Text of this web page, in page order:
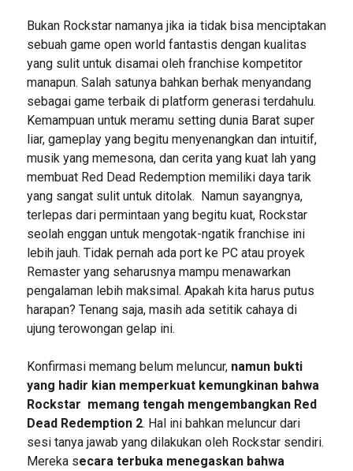
Bukan Rockstar namanya jika ia tidak bisa menciptakan
sebuah game open world fantastis dengan kualitas
yang sulit untuk disamai oleh franchise kompetitor
manapun. Salah satunya bahkan berhak menyandang
sebagai game terbaik di platform generasi terdahulu.
Kemampuan untuk meramu setting dunia Barat super
liar, gameplay yang begitu menyenangkan dan intuitif,
musik yang memesona, dan cerita yang kuat lah yang
membuat Red Dead Redemption memiliki daya tarik
yang sangat sulit untuk ditolak. Namun sayangnya,
terlepas dari permintaan yang begitu kuat, Rockstar
seolah enggan untuk mengotak-ngatik franchise ini
lebih jauh. Tidak pernah ada port ke PC atau proyek
Remaster yang seharusnya mampu menawarkan
pengalaman lebih maksimal. Apakah kita harus putus
harapan? Tenang saja, masih ada setitik cahaya di
ujung terowongan gelap ini.
Konfirmasi memang belum meluncur,namun bukti
yang hadir kian memperkuat kemungkinan bahwa
Rockstar memang tengah mengembangkan Red
Dead Redemption 2. Hal ini bahkan meluncur dari
sesi tanya jawab yang dilakukan oleh Rockstar sendiri.
Mereka secara terbuka menegaskan bahwa